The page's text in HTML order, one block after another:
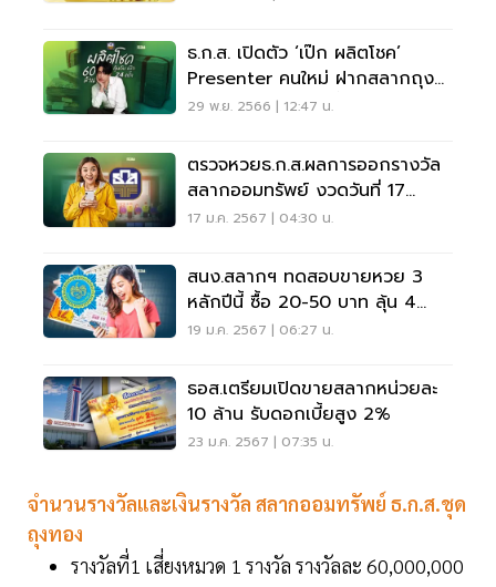
ธ.ก.ส. เปิดตัว ‘เป๊ก ผลิตโชค’
Presenter คนใหม่ ฝากสลากถุง
ทอง ลุ้นฟิน 17 ธ.ค.นี้
29 พ.ย. 2566 | 12:47 น.
ตรวจหวยธ.ก.ส.ผลการออกรางวัล
สลากออมทรัพย์ งวดวันที่ 17
ม.ค.67
17 ม.ค. 2567 | 04:30 น.
สนง.สลากฯ ทดสอบขายหวย 3
หลักปีนี้ ซื้อ 20-50 บาท ลุ้น 4
รางวัล
19 ม.ค. 2567 | 06:27 น.
ธอส.เตรียมเปิดขายสลากหน่วยละ
10 ล้าน รับดอกเบี้ยสูง 2%
23 ม.ค. 2567 | 07:35 น.
จำนวนรางวัลและเงินรางวัล สลากออมทรัพย์ ธ.ก.ส.ชุด
ถุงทอง
รางวัลที่1 เสี่ยงหมวด 1 รางวัล รางวัลละ 60,000,000